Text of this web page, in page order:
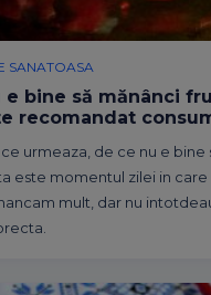
SANATOASA
e bine să mănânci
recomandat
urmeaza, de ce nu e bine
este momentul zilei in
mult, dar nu